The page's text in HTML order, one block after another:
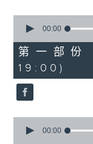
seconds
50
minutes,
40
seconds
00:00
第一部
19:00)
seconds
00:00